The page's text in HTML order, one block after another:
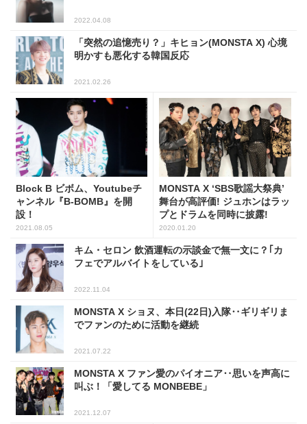
2022.04.08
「突然の追憶売り？」キヒョン(MONSTA X) 心境
明かすも悪化する韓国反応
2021.02.26
Block B ビボム、Youtubeチ
ャンネル『B-BOMB』を開
設！
2021.08.05
MONSTA X ‘SBS歌謡大祭典’
舞台が高評価! ジュホンはラッ
プとドラムを同時に披露!
2020.01.20
キム・セロン 飲酒運転の示談金で無一文に？｢カ
フェでアルバイトをしている｣
2022.11.04
MONSTA X ショヌ、本日(22日)入隊‥ギリギリま
でファンのために活動を継続
2021.07.22
MONSTA X ファン愛のパイオニア‥思いを声高に
叫ぶ！「愛してる MONBEBE」
2021.12.07